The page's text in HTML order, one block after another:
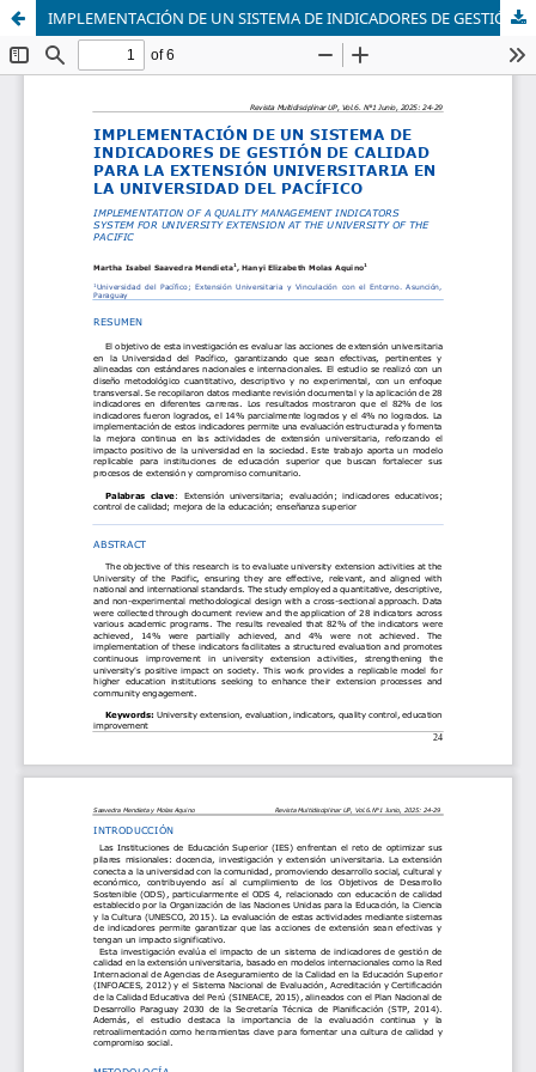
IMPLEMENTACIÓN DE UN SISTEMA DE INDICADORES DE GESTIÓN DE CALIDAD PARA LA EXTENSIÓN UNIVERSITARIA EN LA UNIVERSIDAD DEL PACÍFICO